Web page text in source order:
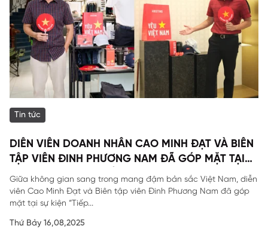
Tin tức
DIỄN VIÊN DOANH NHÂN CAO MINH ĐẠT VÀ BIÊN
TẬP VIÊN ĐINH PHƯƠNG NAM ĐÃ GÓP MẶT TẠI
SỰ KIỆN ĐẶC BIỆT CỦA ARISTINO.
Giữa không gian sang trong mang đậm bản sắc Việt Nam, diễn
viên Cao Minh Đạt và Biên tập viên Đinh Phương Nam đã góp
mặt tại sự kiện “Tiếp...
Thứ Bảy 16,08,2025